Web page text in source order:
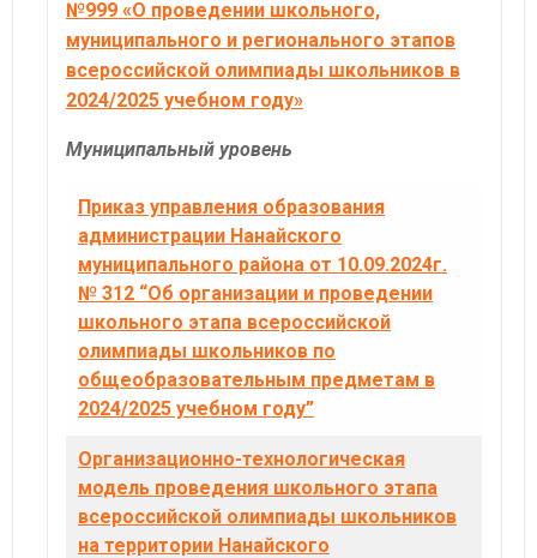
№999 «О проведении школьного,
муниципального и регионального этапов
всероссийской олимпиады школьников в
2024/2025 учебном году»
Муниципальный уровень
Приказ управления образования
администрации Нанайского
муниципального района от 10.09.2024г.
№ 312 “Об организации и проведении
школьного этапа всероссийской
олимпиады школьников по
общеобразовательным предметам в
2024/2025 учебном году”
Организационно-технологическая
модель проведения школьного этапа
всероссийской олимпиады школьников
на территории Нанайского